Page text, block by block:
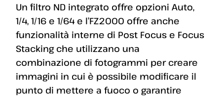
Un filtro ND integrato offre opzioni Auto,
1/4, 1/16 e 1/64 e l’FZ2000 offre anche
funzionalità interne di Post Focus e Focus
Stacking che utilizzano una
combinazione di fotogrammi per creare
immagini in cui è possibile modificare il
punto di mettere a fuoco o garantire